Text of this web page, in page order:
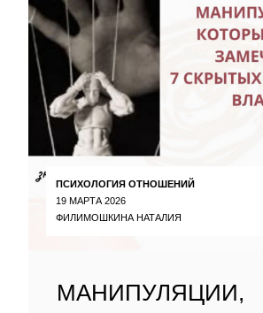
ПСИХОЛОГИЯ ОТНОШЕНИЙ
19 МАРТА 2026
ФИЛИМОШКИНА НАТАЛИЯ
МАНИПУЛЯЦИИ,